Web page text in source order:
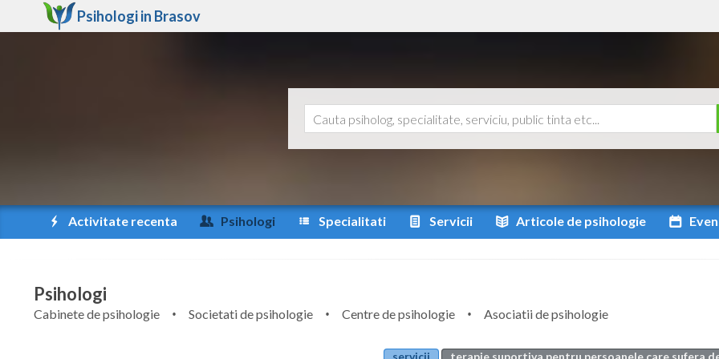
Psihologi in Brasov
Activitate recenta Psihologi Specialitati Servicii Articole de psihologie
Psihologi
Cabinete de psihologie Societati de psihologie Centre de psihologie
Asociatii de psihologie
servicii
terapie suportiva pentru persoanele care sufera